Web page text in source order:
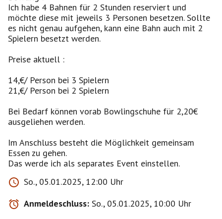
Ich habe 4 Bahnen für 2 Stunden reserviert und
möchte diese mit jeweils 3 Personen besetzen. Sollte
es nicht genau aufgehen, kann eine Bahn auch mit 2
Spielern besetzt werden.
Preise aktuell :
14,€/ Person bei 3 Spielern
21,€/ Person bei 2 Spielern
Bei Bedarf können vorab Bowlingschuhe für 2,20€
ausgeliehen werden.
Im Anschluss besteht die Möglichkeit gemeinsam
Essen zu gehen.
Das werde ich als separates Event einstellen.
So., 05.01.2025, 12:00 Uhr
Anmeldeschluss: So., 05.01.2025, 10:00 Uhr